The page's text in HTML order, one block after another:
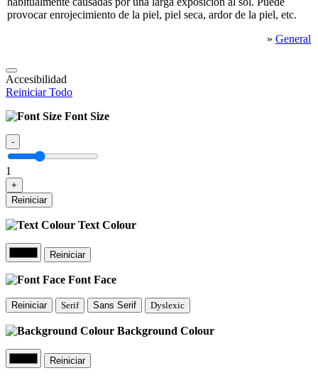
provocar enrojecimiento de la piel, piel seca, ardor de la piel, etc.
» General
Accesibilidad
Reiniciar Todo
Font Size
-
1
+
Reiniciar
Text Colour
Reiniciar
Font Face
Reiniciar Serif Sans Serif Dyslexic
Background Colour
Reiniciar